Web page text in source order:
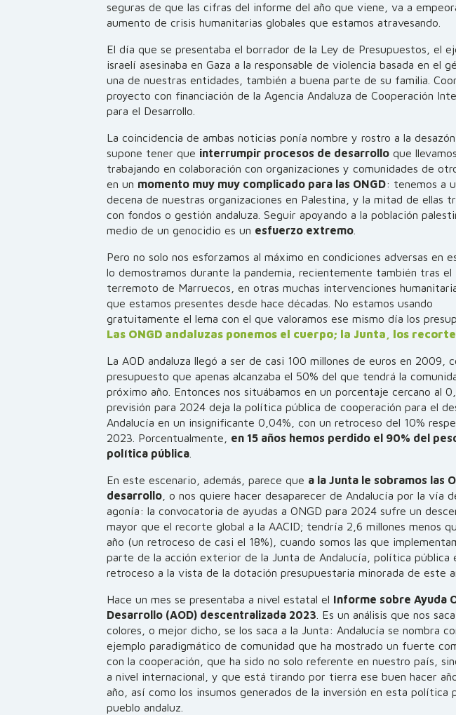
seguras de que las cifras del informe del año que viene, va a
aumento de crisis humanitarias globales que estamos atravesando.
El día que se presentaba el borrador de la Ley de Presupuestos, el
israelí asesinaba en Gaza a la responsable de violencia basada en el
una de nuestras entidades, también a buena parte de su familia.
proyecto con financiación de la Agencia Andaluza de Cooperación
para el Desarrollo.
La coincidencia de ambas noticias ponía nombre y rostro a la
supone tener que interrumpir procesos de desarrollo que
trabajando en colaboración con organizaciones y comunidades de
en un momento muy muy complicado para las ONGD: tenemos a
decena de nuestras organizaciones en Palestina, y la mitad de ellas
con fondos o gestión andaluza. Seguir apoyando a la población
medio de un genocidio es un esfuerzo extremo
Pero no solo nos esforzamos al máximo en condiciones adversas en
lo demostramos durante la pandemia, recientemente también tras el
terremoto de Marruecos, en otras muchas intervenciones
que estamos presentes desde hace décadas. No estamos usando
gratuitamente el lema con el que valoramos ese mismo día los
Las ONGD andaluzas ponemos el cuerpo; la Junta, los
La AOD andaluza llegó a ser de casi 100 millones de euros en 2009,
presupuesto que apenas alcanzaba el 50% del que tendrá la
próximo año. Entonces nos situábamos en un porcentaje cercano al
previsión para 2024 deja la política pública de cooperación para el
Andalucía en un insignificante 0,04%, con un retroceso del 10%
2023. Porcentualmente, en 15 años hemos perdido el 90% del
política pública
En este escenario, además, parece que a la Junta le sobramos las
desarrollo , o nos quiere hacer desaparecer de Andalucía por la vía
agonía: la convocatoria de ayudas a ONGD para 2024 sufre un
mayor que el recorte global a la AACID; tendría 2,6 millones menos
año (un retroceso de casi el 18%), cuando somos las que
parte de la acción exterior de la Junta de Andalucía, política pública
retroceso a la vista de la dotación presupuestaria minorada de este
Hace un mes se presentaba a nivel estatal el Informe sobre Ayuda
Desarrollo (AOD) descentralizada 2023 . Es un análisis que nos
colores, o mejor dicho, se los saca a la Junta: Andalucía se nombra
ejemplo paradigmático de comunidad que ha mostrado un fuerte
con la cooperación, que ha sido no solo referente en nuestro país,
a nivel internacional, y que está tirando por tierra ese buen hacer
año, así como los insumos generados de la inversión en esta política
pueblo andaluz.